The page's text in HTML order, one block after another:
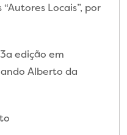
Locais”, por
edição em
Alberto da